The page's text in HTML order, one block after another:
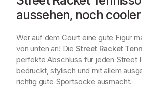
g
e
aussehen, noch
Wer auf dem Court eine gute Figur
von unten an! Die Street Racket
perfekte Abschluss für jeden Street
bedruckt, stylisch und mit allem
richtig gute Sportsocke ausmacht.